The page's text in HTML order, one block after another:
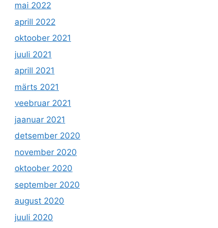
mai 2022
aprill 2022
oktoober 2021
juuli 2021
aprill 2021
märts 2021
veebruar 2021
jaanuar 2021
detsember 2020
november 2020
oktoober 2020
september 2020
august 2020
juuli 2020